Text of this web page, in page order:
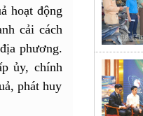
hoạt động
cải cách
phương.
ủy, chính
phát huy